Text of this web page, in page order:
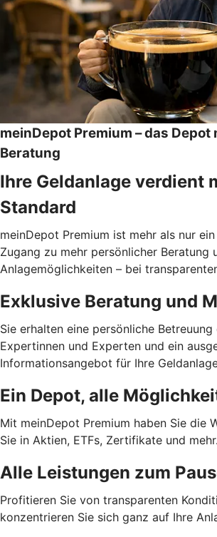
meinDepot Premium – das
Beratung
Ihre Geldanlage verdient
Standard
meinDepot Premium ist mehr als nur
Zugang zu mehr persönlicher Beratung
Anlagemöglichkeiten – bei
Exklusive Beratung und
Sie erhalten eine persönliche Betreuung
Expertinnen und Experten und ein
Informationsangebot für Ihre
Ein Depot, alle
Mit meinDepot Premium haben Sie die
Sie in Aktien, ETFs, Zertifikate und mehr.
Alle Leistungen zum
Profitieren Sie von transparenten
konzentrieren Sie sich ganz auf Ihre